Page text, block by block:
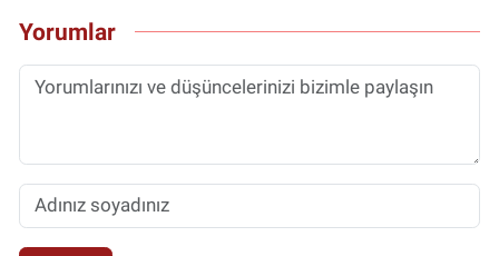
Yorumlar